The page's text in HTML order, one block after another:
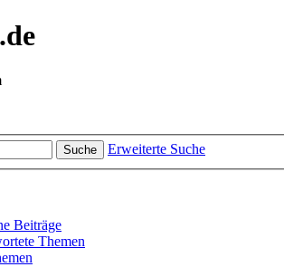
Suche Erweiterte Suche
Beiträge
Themen